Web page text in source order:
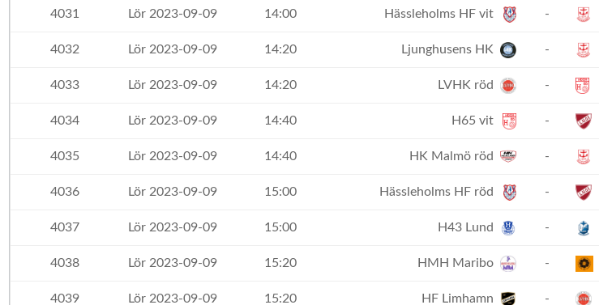
4031 Lör 2023-09-09 14:00 Hässleholms HF vit -
4032 Lör 2023-09-09 14:20 Ljunghusens HK -
4033 Lör 2023-09-09 14:20 LVHK röd -
4034 Lör 2023-09-09 14:40 H65 vit -
4035 Lör 2023-09-09 14:40 HK Malmö röd -
4036 Lör 2023-09-09 15:00 Hässleholms HF röd -
4037 Lör 2023-09-09 15:00 H43 Lund -
4038 Lör 2023-09-09 15:20 HMH Maribo -
4039 Lör 2023-09-09 15:20 HF Limhamn -